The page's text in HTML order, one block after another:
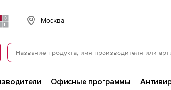
Москва
Офисные программы